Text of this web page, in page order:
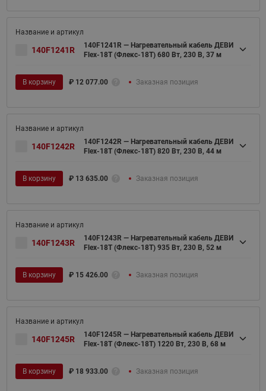
140F1241R
140F1241R — Нагревательный кабель ДЕВИ
Flex-18T (Флекс-18Т) 680 Вт, 230 В, 37 м
В корзину ₽ 12 077.00 Заказная позиция
140F1242R
140F1242R — Нагревательный кабель ДЕВИ
Flex-18T (Флекс-18Т) 820 Вт, 230 В, 44 м
В корзину ₽ 13 635.00 Заказная позиция
140F1243R
140F1243R — Нагревательный кабель ДЕВИ
Flex-18T (Флекс-18Т) 935 Вт, 230 В, 52 м
В корзину ₽ 15 426.00 Заказная позиция
140F1245R
140F1245R — Нагревательный кабель ДЕВИ
Flex-18T (Флекс-18Т) 1220 Вт, 230 В, 68 м
В корзину ₽ 18 933.00 Заказная позиция